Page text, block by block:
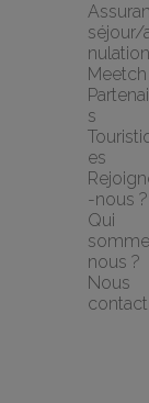
séjour/
nulation
Meetch
s
es
-nous ?
Qui
nous ?
Nous